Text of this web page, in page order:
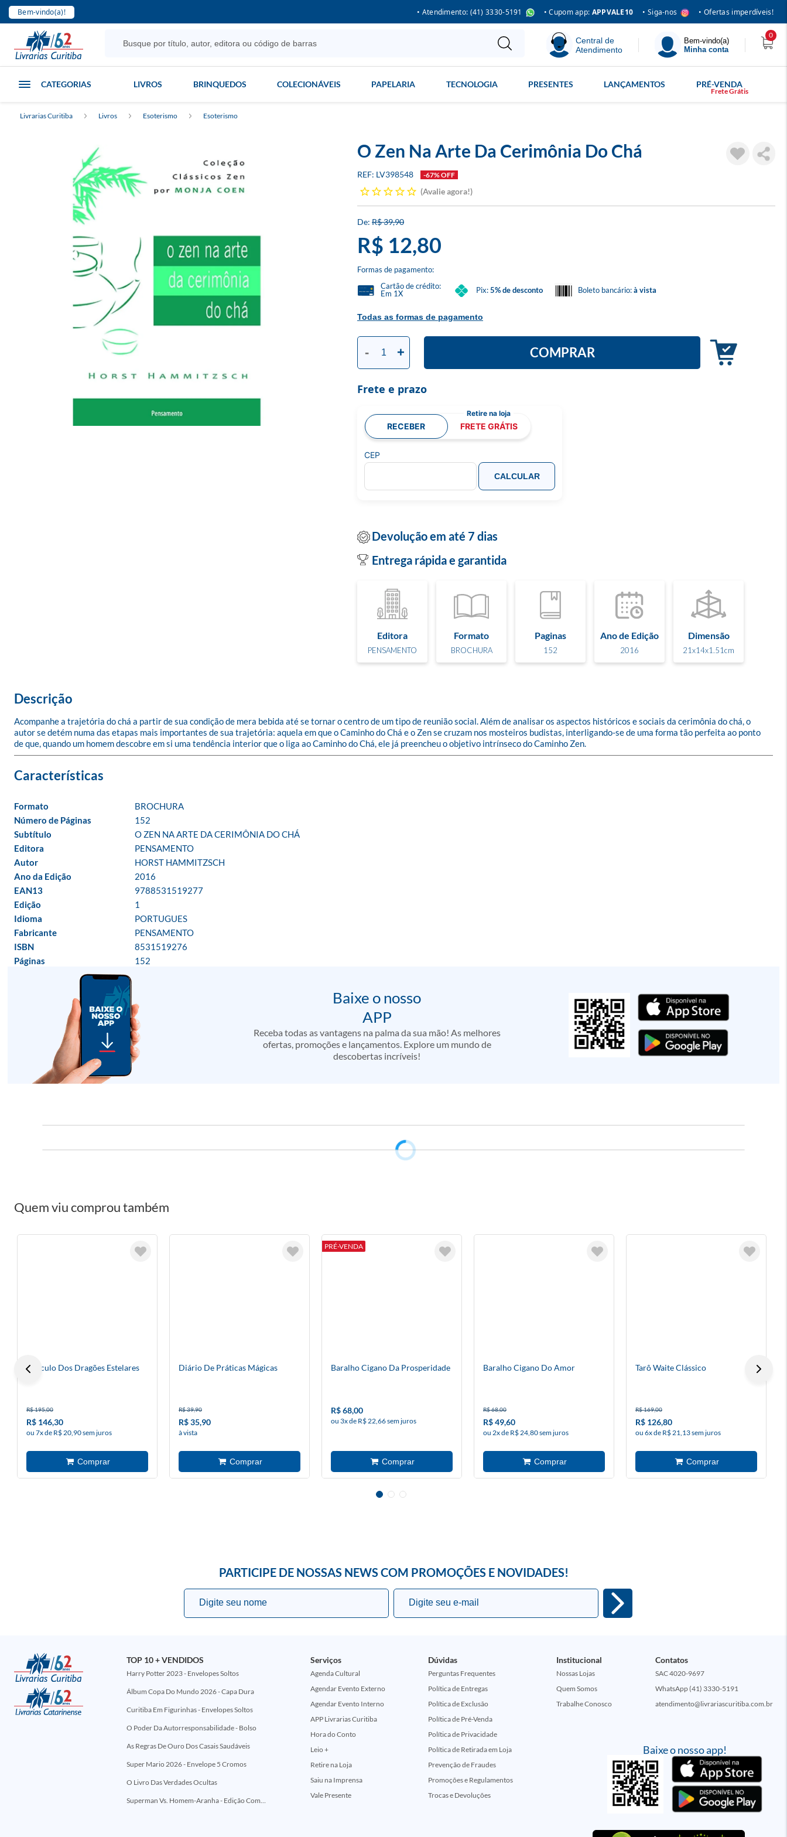
Bem-vindo(a)! • Atendimento: (41) 3330-5191 • Cupom app: APPVALE10 • Siga-nos • Ofertas imperdíveis!
Central de
Atendimento
Bem-vindo(a)
Minha conta
0
CATEGORIAS LIVROS BRINQUEDOS COLECIONÁVEIS PAPELARIA TECNOLOGIA PRESENTES LANÇAMENTOS PRÉ-VENDA
Livrarias Curitiba Livros Esoterismo Esoterismo
O Zen Na Arte Da Cerimônia Do Chá
LV398548 -67% OFF
Avalie agora!
R$ 39,90
R$ 12,80
Formas de pagamento:
Todas as formas de pagamento
Cartão de crédito:
Em 1X
Pix:5% de desconto Boleto bancário:à vista
- + COMPRAR
Frete e prazo
RECEBER FRETE GRÁTIS
CEP
CALCULAR
Devolução em até 7 dias
Entrega rápida e garantida
Editora
PENSAMENTO
Formato
BROCHURA
Paginas
152
Ano de Edição
2016
Dimensão
21x14x1.51cm
Descrição
Acompanhe a trajetória do chá a partir de sua condição de mera bebida até se tornar o centro de um tipo de reunião social. Além de analisar os aspectos históricos e sociais da cerimônia do chá, o
autor se detém numa das etapas mais importantes de sua trajetória: aquela em que o Caminho do Chá e o Zen se cruzam nos mosteiros budistas, interligando-se de uma forma tão perfeita ao ponto
de que, quando um homem descobre em si uma tendência interior que o liga ao Caminho do Chá, ele já preencheu o objetivo intrínseco do Caminho Zen.
Formato
BROCHURA
Número de Páginas
152
Subtítulo
O ZEN NA ARTE DA CERIMÔNIA DO CHÁ
Editora
PENSAMENTO
Autor
HORST HAMMITZSCH
Ano da Edição
2016
EAN13
9788531519277
Edição
1
Idioma
PORTUGUES
Fabricante
PENSAMENTO
ISBN
8531519276
Páginas
152
Baixe o nosso
APP
Receba todas as vantagens na palma da sua mão! As melhores
ofertas, promoções e lançamentos. Explore um mundo de
descobertas incríveis!
Quem viu comprou também
Oráculo Dos Dragões Estelares
R$ 195,00
R$ 146,30
ou 7x de R$ 20,90 sem juros
Diário De Práticas Mágicas
R$ 39,90
R$ 35,90
à vista
PRÉ-VENDA
Baralho Cigano Da Prosperidade
R$ 68,00
ou 3x de R$ 22,66 sem juros
Baralho Cigano Do Amor
R$ 68,00
R$ 49,60
ou 2x de R$ 24,80 sem juros
Tarô Waite Clássico
R$ 169,00
R$ 126,80
ou 6x de R$ 21,13 sem juros
PARTICIPE DE NOSSAS NEWS COM PROMOÇÕES E NOVIDADES!
Baixe o nosso app!
TOP 10 + VENDIDOS
Harry Potter 2023 - Envelopes Soltos
Álbum Copa Do Mundo 2026 - Capa Dura
Curitiba Em Figurinhas - Envelopes Soltos
O Poder Da Autorresponsabilidade - Bolso
As Regras De Ouro Dos Casais Saudáveis
Super Mario 2026 - Envelope 5 Cromos
O Livro Das Verdades Ocultas
Superman Vs. Homem-Aranha - Edição Comemorativa 50 Anos (Encontros Clássicos Dc E Marvel)
Serviços
Agenda Cultural
Agendar Evento Externo
Agendar Evento Interno
APP Livrarias Curitiba
Hora do Conto
Leio +
Retire na Loja
Saiu na Imprensa
Vale Presente
Dúvidas
Perguntas Frequentes
Política de Entregas
Política de Exclusão
Política de Pré-Venda
Política de Privacidade
Política de Retirada em Loja
Prevenção de Fraudes
Promoções e Regulamentos
Trocas e Devoluções
Institucional
Nossas Lojas
Quem Somos
Trabalhe Conosco
Contatos
SAC 4020-9697
WhatsApp (41) 3330-5191
atendimento@livrariascuritiba.com.br